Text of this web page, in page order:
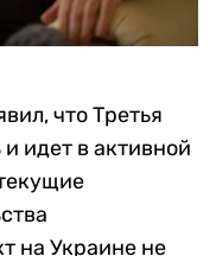
что Третья
идет в активной
на Украине не